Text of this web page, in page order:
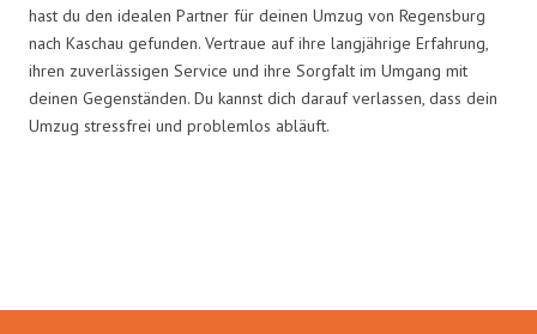
hast du den idealen Partner für deinen Umzug von Regensburg
nach Kaschau gefunden. Vertraue auf ihre langjährige Erfahrung,
ihren zuverlässigen Service und ihre Sorgfalt im Umgang mit
deinen Gegenständen. Du kannst dich darauf verlassen, dass dein
Umzug stressfrei und problemlos abläuft.